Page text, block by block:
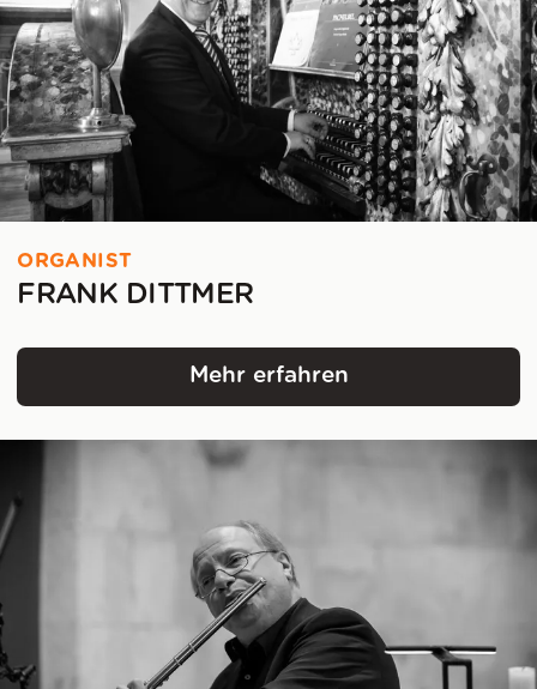
ORGANIST
FRANK DITTMER
Mehr erfahren